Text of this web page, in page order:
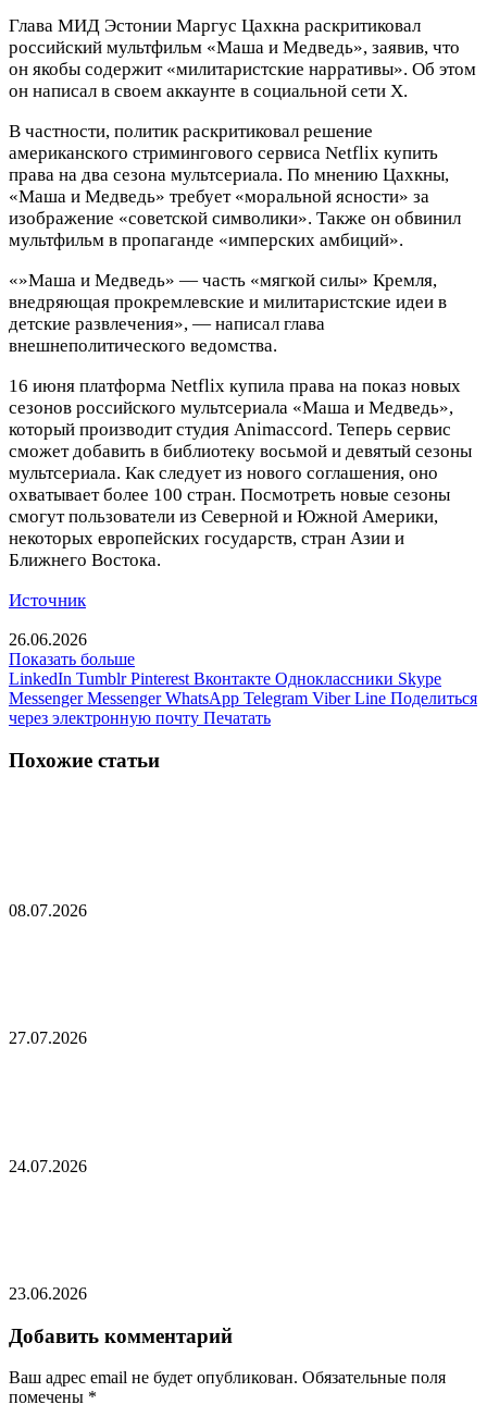
Глава МИД Эстонии Маргус Цахкна раскритиковал
российский мультфильм «Маша и Медведь», заявив, что
он якобы содержит «милитаристские нарративы». Об этом
он написал в своем аккаунте в социальной сети X.
В частности, политик раскритиковал решение
американского стримингового сервиса Netflix купить
права на два сезона мультсериала. По мнению Цахкны,
«Маша и Медведь» требует «моральной ясности» за
изображение «советской символики». Также он обвинил
мультфильм в пропаганде «имперских амбиций».
«»Маша и Медведь» — часть «мягкой силы» Кремля,
внедряющая прокремлевские и милитаристские идеи в
детские развлечения», — написал глава
внешнеполитического ведомства.
16 июня платформа Netflix купила права на показ новых
сезонов российского мультсериала «Маша и Медведь»,
который производит студия Animaccord. Теперь сервис
сможет добавить в библиотеку восьмой и девятый сезоны
мультсериала. Как следует из нового соглашения, оно
охватывает более 100 стран. Посмотреть новые сезоны
смогут пользователи из Северной и Южной Америки,
некоторых европейских государств, стран Азии и
Ближнего Востока.
Источник
26.06.2026
Показать больше
LinkedIn Tumblr Pinterest Вконтакте Одноклассники Skype
Messenger Messenger WhatsApp Telegram Viber Line Поделиться
через электронную почту Печатать
Похожие статьи
08.07.2026
27.07.2026
24.07.2026
23.06.2026
Добавить комментарий
Ваш адрес email не будет опубликован. Обязательные поля
помечены *